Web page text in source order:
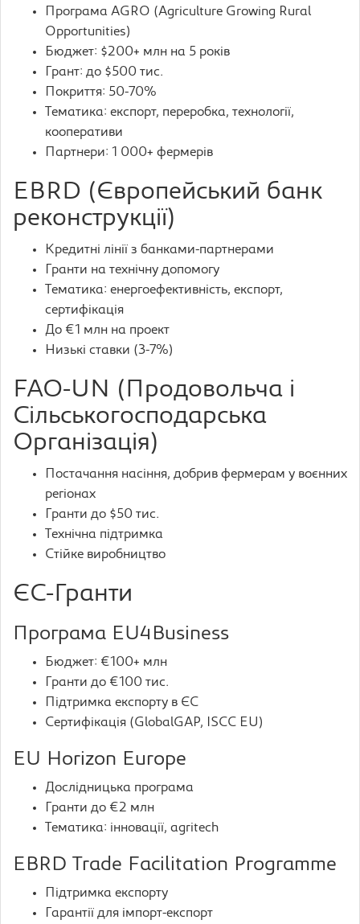
Програма AGRO (Agriculture Growing Rural
Opportunities)
Бюджет: $200+ млн на 5 років
Грант: до $500 тис.
Покриття: 50-70%
Тематика: експорт, переробка, технології,
кооперативи
Партнери: 1 000+ фермерів
EBRD (Європейський банк
реконструкції)
Кредитні лінії з банками-партнерами
Гранти на технічну допомогу
Тематика: енергоефективність, експорт,
сертифікація
До €1 млн на проект
Низькі ставки (3-7%)
FAO-UN (Продовольча і
Сільськогосподарська
Організація)
Постачання насіння, добрив фермерам у воєнних
регіонах
Гранти до $50 тис.
Технічна підтримка
Стійке виробництво
ЄС-Гранти
Програма EU4Business
Бюджет: €100+ млн
Гранти до €100 тис.
Підтримка експорту в ЄС
Сертифікація (GlobalGAP, ISCC EU)
EU Horizon Europe
Дослідницька програма
Гранти до €2 млн
Тематика: інновації, agritech
EBRD Trade Facilitation Programme
Підтримка експорту
Гарантії для імпорт-експорт